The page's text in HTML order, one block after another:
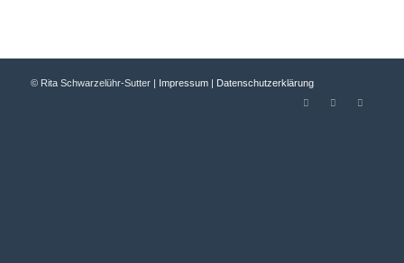
© Rita Schwarzelühr-Sutter | Impressum| Datenschutzerklärung